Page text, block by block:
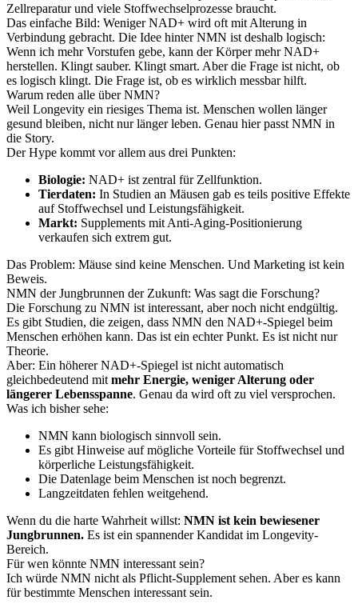
Zellreparatur und viele Stoffwechselprozesse braucht.
Das einfache Bild: Weniger NAD+ wird oft mit Alterung in
Verbindung gebracht. Die Idee hinter NMN ist deshalb logisch:
Wenn ich mehr Vorstufen gebe, kann der Körper mehr NAD+
herstellen. Klingt sauber. Klingt smart. Aber die Frage ist nicht, ob
es logisch klingt. Die Frage ist, ob es wirklich messbar hilft.
Warum reden alle über NMN?
Weil Longevity ein riesiges Thema ist. Menschen wollen länger
gesund bleiben, nicht nur länger leben. Genau hier passt NMN in
die Story.
Der Hype kommt vor allem aus drei Punkten:
Biologie: NAD+ ist zentral für Zellfunktion.
Tierdaten: In Studien an Mäusen gab es teils positive Effekte
auf Stoffwechsel und Leistungsfähigkeit.
Markt: Supplements mit Anti-Aging-Positionierung
verkaufen sich extrem gut.
Das Problem: Mäuse sind keine Menschen. Und Marketing ist kein
Beweis.
NMN der Jungbrunnen der Zukunft: Was sagt die Forschung?
Die Forschung zu NMN ist interessant, aber noch nicht endgültig.
Es gibt Studien, die zeigen, dass NMN den NAD+-Spiegel beim
Menschen erhöhen kann. Das ist ein echter Punkt. Es ist nicht nur
Theorie.
Aber: Ein höherer NAD+-Spiegel ist nicht automatisch
gleichbedeutend mit mehr Energie, weniger Alterung oder
längerer Lebensspanne. Genau da wird oft zu viel versprochen.
Was ich bisher sehe:
NMN kann biologisch sinnvoll sein.
Es gibt Hinweise auf mögliche Vorteile für Stoffwechsel und
körperliche Leistungsfähigkeit.
Die Datenlage beim Menschen ist noch begrenzt.
Langzeitdaten fehlen weitgehend.
Wenn du die harte Wahrheit willst: NMN ist kein bewiesener
Jungbrunnen. Es ist ein spannender Kandidat im Longevity-
Bereich.
Für wen könnte NMN interessant sein?
Ich würde NMN nicht als Pflicht-Supplement sehen. Aber es kann
für bestimmte Menschen interessant sein.